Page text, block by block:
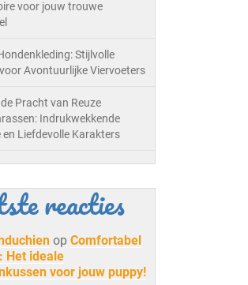
voor jouw trouwe
Stijlvolle
Avontuurlijke Viervoeters
Pracht van Reuze
Indrukwekkende
en Liefdevolle Karakters
reacties
op Comfortabel
Het ideale
voor jouw puppy!